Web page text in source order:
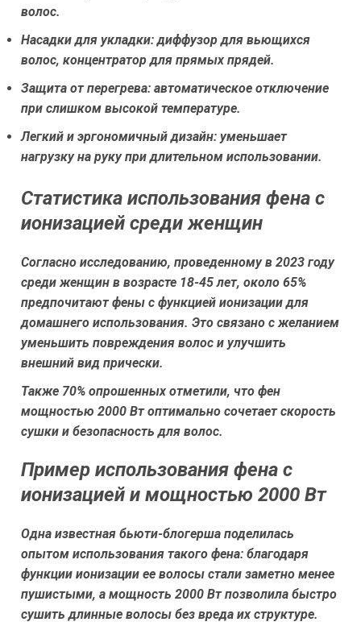
волос.
Насадки для укладки:диффузор для вьющихся
волос, концентратор для прямых прядей.
Защита от перегрева: автоматическое отключение
при слишком высокой температуре.
Легкий и эргономичный дизайн: уменьшает
нагрузку на руку при длительном использовании.
Статистика использования фена с
ионизацией среди женщин
Согласно исследованию, проведенному в 2023 году
среди женщин в возрасте 18-45 лет, около 65%
предпочитают фены с функцией ионизации для
домашнего использования. Это связано с желанием
уменьшить повреждения волос и улучшить
внешний вид прически.
Также 70% опрошенных отметили, что фен
мощностью 2000 Вт оптимально сочетает скорость
сушки и безопасность для волос.
Пример использования фена с
ионизацией и мощностью 2000 Вт
Одна известная бьюти-блогерша поделилась
опытом использования такого фена: благодаря
функции ионизации ее волосы стали заметно менее
пушистыми, а мощность 2000 Вт позволила быстро
сушить длинные волосы без вреда их структуре.